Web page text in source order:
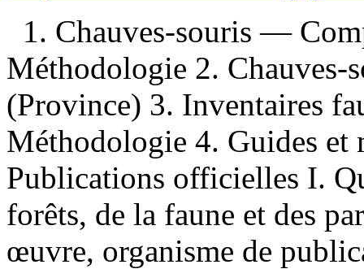
1. Chauves-souris —
Méthodologie 2.
(Province) 3. Inventaires
Méthodologie 4. Guides et
Publications officielles I.
forêts, de la faune et des
œuvre, organisme de